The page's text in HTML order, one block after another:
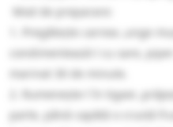
Mod de preparare:
1. Pregătește carnea ,unge
condimentează-l cu sare,
marinat 30 de minute.
2. Rumenește-l în tigaie
parte, până capătă o crustă